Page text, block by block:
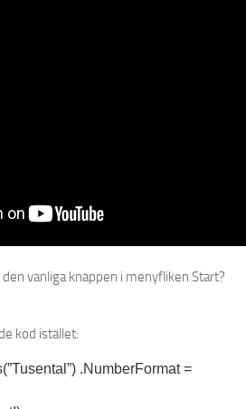
vanliga knappen i menyfliken Start?
kod istället:
.NumberFormat =